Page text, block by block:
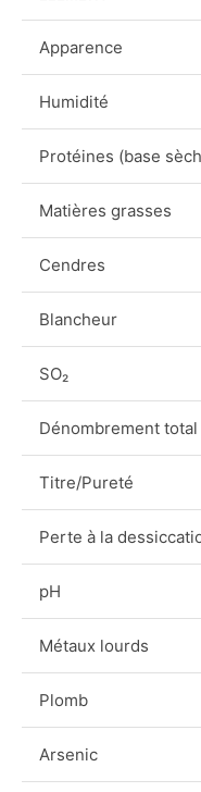
Apparence
Humidité
Protéines (base
Matières grasses
Cendres
Blancheur
SO₂
Dénombrement
Titre/Pureté
Perte à la
pH
Métaux lourds
Plomb
Arsenic